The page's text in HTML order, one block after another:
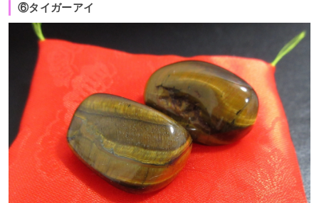
⑥タイガーアイ